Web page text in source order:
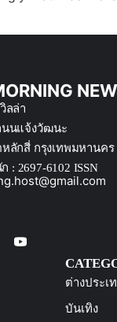
ลล่า
นแจ้งวัฒนะ
ลักสี่ กรุงเทพมหานคร
: 2697-6102 ISSN
ต่างประเ
บันเทิง